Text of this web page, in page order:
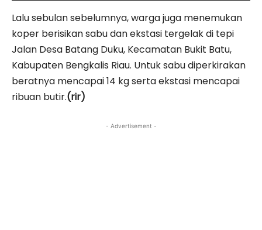
Lalu sebulan sebelumnya, warga juga menemukan
koper berisikan sabu dan ekstasi tergelak di tepi
Jalan Desa Batang Duku, Kecamatan Bukit Batu,
Kabupaten Bengkalis Riau. Untuk sabu diperkirakan
beratnya mencapai 14 kg serta ekstasi mencapai
ribuan butir.(rir)
- Advertisement -